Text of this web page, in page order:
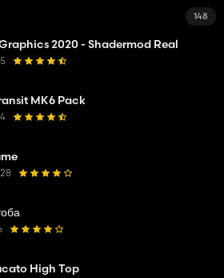
148
2020 - Shadermod Real
MK6 Pack
High Top